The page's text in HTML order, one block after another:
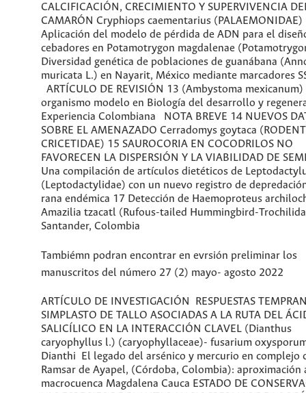
CALCIFICACIÓN, CRECIMIENTO Y SUPERVIVENCIA
CAMARÓN Cryphiops caementarius (PALAEMONIDAE)
Aplicación del modelo de pérdida de ADN para el
cebadores en Potamotrygon magdalenae
Diversidad genética de poblaciones de guanábana
muricata L.) en Nayarit, México mediante marcadores
ARTÍCULO DE REVISIÓN 13 (Ambystoma mexicanum)
organismo modelo en Biología del desarrollo y
Experiencia Colombiana NOTA BREVE 14 NUEVOS
SOBRE EL AMENAZADO Cerradomys goytaca
CRICETIDAE) 15 SAUROCORIA EN COCODRILOS NO
FAVORECEN LA DISPERSIÓN Y LA VIABILIDAD DE
Una compilación de artículos dietéticos de
(Leptodactylidae) con un nuevo registro de
rana endémica 17 Detección de Haemoproteus
Amazilia tzacatl (Rufous-tailed Hummingbird-
Santander, Colombia
Tambiémn podran encontrar en evrsión preliminar los
manuscritos del número 27 (2) mayo- agosto 2022
ARTÍCULO DE INVESTIGACIÓN RESPUESTAS
SIMPLASTO DE TALLO ASOCIADAS A LA RUTA DEL
SALICÍLICO EN LA INTERACCIÓN CLAVEL (Dianthus
caryophyllus l.) (caryophyllaceae)- fusarium
Dianthi El legado del arsénico y mercurio en complejo
Ramsar de Ayapel, (Córdoba, Colombia): aproximación
macrocuenca Magdalena Cauca ESTADO DE